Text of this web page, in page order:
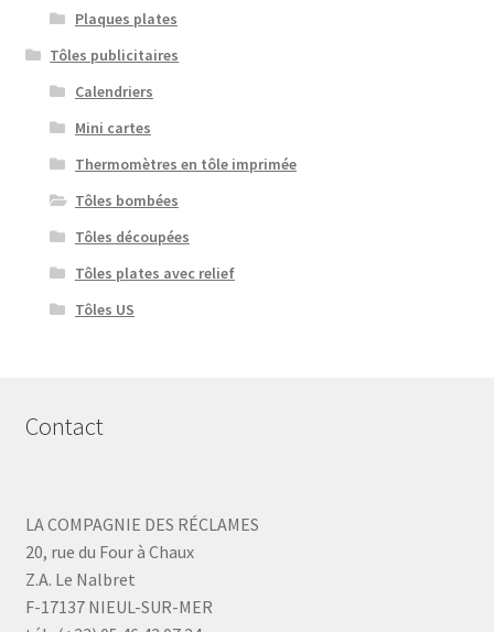
Plaques plates
Tôles publicitaires
Calendriers
Mini cartes
Thermomètres en tôle imprimée
Tôles bombées
Tôles découpées
Tôles plates avec relief
Tôles US
Contact
LA COMPAGNIE DES RÉCLAMES
20, rue du Four à Chaux
Z.A. Le Nalbret
F-17137 NIEUL-SUR-MER